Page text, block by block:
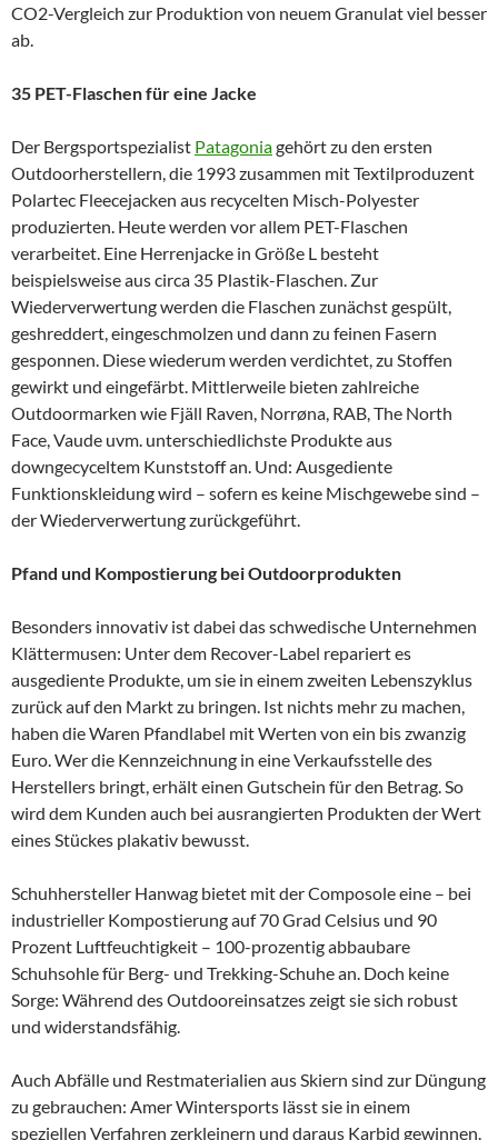
CO2-Vergleich zur Produktion von neuem Granulat viel besser
ab.
35 PET-Flaschen für eine Jacke
Der Bergsportspezialist Patagoniagehört zu den ersten
Outdoorherstellern, die 1993 zusammen mit Textilproduzent
Polartec Fleecejacken aus recycelten Misch-Polyester
produzierten. Heute werden vor allem PET-Flaschen
verarbeitet. Eine Herrenjacke in Größe L besteht
beispielsweise aus circa 35 Plastik-Flaschen. Zur
Wiederverwertung werden die Flaschen zunächst gespült,
geshreddert, eingeschmolzen und dann zu feinen Fasern
gesponnen. Diese wiederum werden verdichtet, zu Stoffen
gewirkt und eingefärbt. Mittlerweile bieten zahlreiche
Outdoormarken wie Fjäll Raven, Norrøna, RAB, The North
Face, Vaude uvm. unterschiedlichste Produkte aus
downgecyceltem Kunststoff an. Und: Ausgediente
Funktionskleidung wird – sofern es keine Mischgewebe sind –
der Wiederverwertung zurückgeführt.
Pfand und Kompostierung bei Outdoorprodukten
Besonders innovativ ist dabei das schwedische Unternehmen
Klättermusen: Unter dem Recover-Label repariert es
ausgediente Produkte, um sie in einem zweiten Lebenszyklus
zurück auf den Markt zu bringen. Ist nichts mehr zu machen,
haben die Waren Pfandlabel mit Werten von ein bis zwanzig
Euro. Wer die Kennzeichnung in eine Verkaufsstelle des
Herstellers bringt, erhält einen Gutschein für den Betrag. So
wird dem Kunden auch bei ausrangierten Produkten der Wert
eines Stückes plakativ bewusst.
Schuhhersteller Hanwag bietet mit der Composole eine – bei
industrieller Kompostierung auf 70 Grad Celsius und 90
Prozent Luftfeuchtigkeit – 100-prozentig abbaubare
Schuhsohle für Berg- und Trekking-Schuhe an. Doch keine
Sorge: Während des Outdooreinsatzes zeigt sie sich robust
und widerstandsfähig.
Auch Abfälle und Restmaterialien aus Skiern sind zur Düngung
zu gebrauchen: Amer Wintersports lässt sie in einem
speziellen Verfahren zerkleinern und daraus Karbid gewinnen.